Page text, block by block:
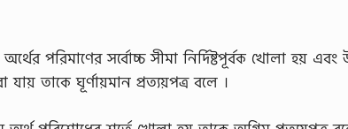
পরিমাণের সর্বোচ্চ সীমা নির্দিষ্টপূর্বক খোলা হয় এবং
তাকে ঘূর্ণায়মান প্রত্যয়পত্র বলে ।